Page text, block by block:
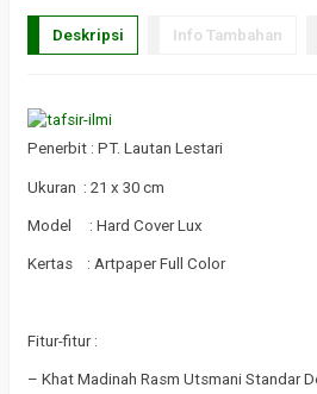
Deskripsi Info Tambahan
Penerbit : PT. Lautan Lestari
Ukuran : 21 x 30 cm
Model : Hard Cover Lux
Kertas : Artpaper Full Color
Fitur-fitur :
– Khat Madinah Rasm Utsmani Standar